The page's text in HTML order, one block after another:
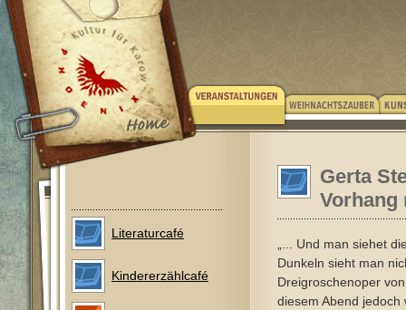
Literaturcafé
Kindererzählcafé
Gerta
Vorhang
„... Und man siehet
Dunkeln sieht man
Dreigroschenoper
diesem Abend jedoch